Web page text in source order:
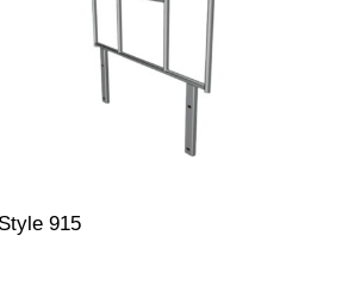
915